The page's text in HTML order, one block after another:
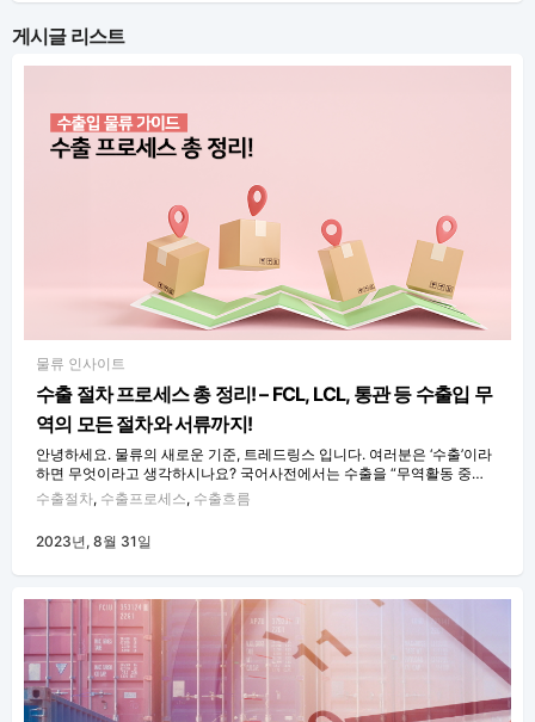
게시글 리스트
물류 인사이트
수출 절차 프로세스 총 정리! – FCL, LCL, 통관 등 수출입 무
역의 모든 절차와 서류까지!
안녕하세요. 물류의 새로운 기준, 트레드링스 입니다. 여러분은 ‘수출’이라
하면 무엇이라고 생각하시나요? 국어사전에서는 수출을 “무역활동 중…
수출절차, 수출프로세스, 수출흐름
2023년, 8월 31일